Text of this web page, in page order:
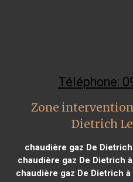
Téléphone:
Zone
Dietrich
chaudière gaz De
chaudière gaz De Dietrich
chaudière gaz De Dietrich à